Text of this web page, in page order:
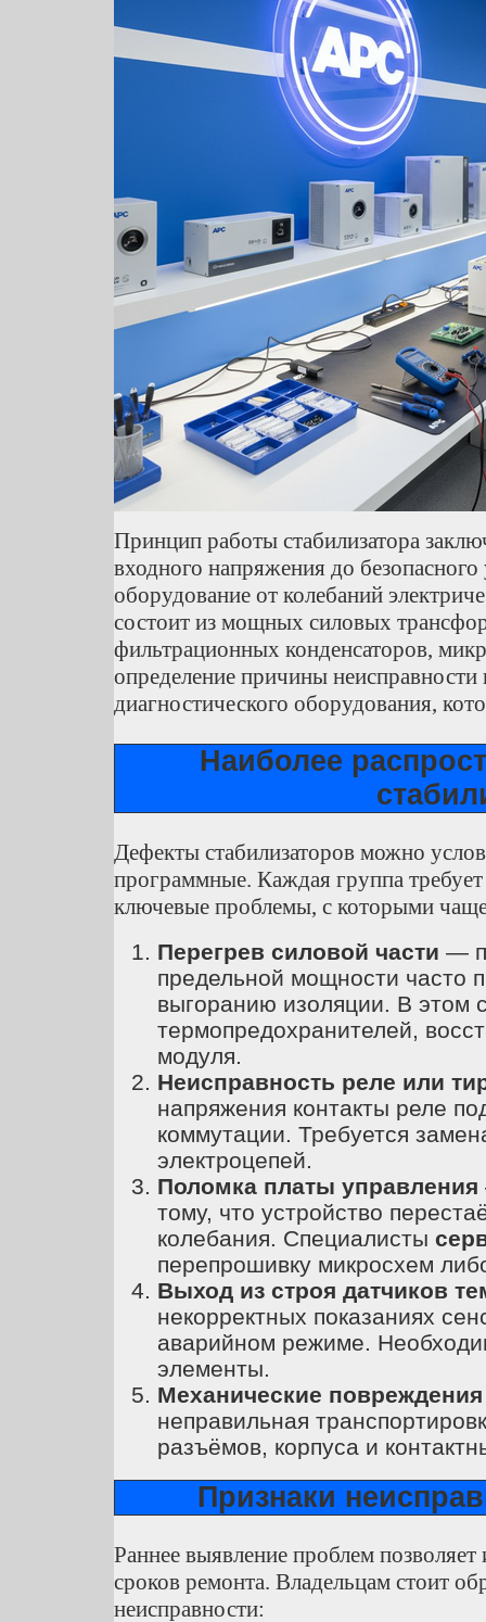
Принцип работы стабилизатора
входного напряжения до
оборудование от колебаний
состоит из мощных силовых
фильтрационных конденсаторов,
определение причины
диагностического оборудования,
Наиболее
Дефекты стабилизаторов можно
программные. Каждая группа
ключевые проблемы, с которыми чаще
Перегрев силовой части —
предельной мощности часто
выгоранию изоляции. В этом
термопредохранителей,
модуля.
Неисправность реле или
напряжения контакты реле
коммутации. Требуется
электроцепей.
Поломка платы управления
тому, что устройство
колебания. Специалисты
перепрошивку микросхем
Выход из строя датчиков
некорректных показаниях
аварийном режиме.
элементы.
Механические повреждения
неправильная
разъёмов, корпуса и
Признаки
Раннее выявление проблем
сроков ремонта. Владельцам стоит
неисправности: